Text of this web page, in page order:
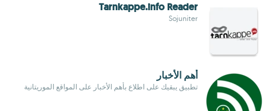
Tarnkappe.info Reader
Sojuniter
أهم الأخبار
تطبيق يبقيك على اطلاع بأهم الأخبار على المواقع الموريتانية